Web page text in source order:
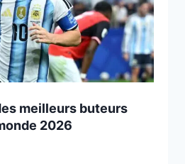
meilleurs buteurs
2026